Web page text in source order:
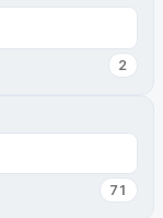
2
71